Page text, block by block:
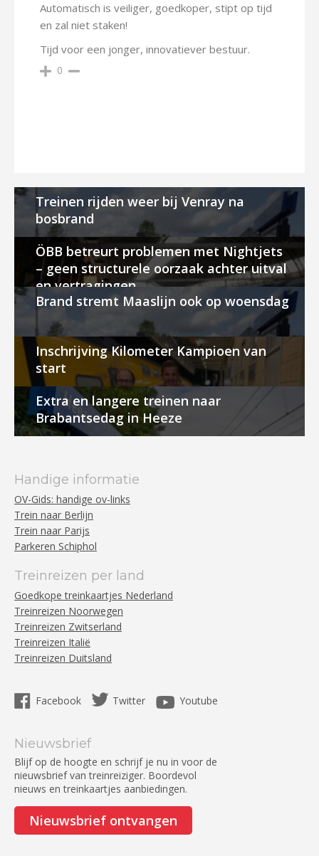
Automatisch is veiliger, goedkoper, stipt op tijd
en zal niet staken!
Tijd voor een jonger, innovatiever bestuur.
0
Treinen rijden weer bij Venray na
bosbrand
ÖBB betreurt problemen met Nightjets
– geen structurele oorzaak achter uitval
en vertragingen
Brand stremt Maaslijn ook op woensdag
Inschrijving Kilometer Kampioen van
start
Extra en langere treinen naar
Brabantsedag in Heeze
Handige informatie
OV-Gids: handige ov-links
Trein naar Berlijn
Trein naar Parijs
Parkeren Schiphol
Treinreizen per land
Goedkope treinkaartjes Nederland
Treinreizen Noorwegen
Treinreizen Zwitserland
Treinreizen Italië
Treinreizen Duitsland
Facebook Twitter Youtube
Nieuwsbrief
Blijf op de hoogte en schrijf je nu in voor de
nieuwsbrief van treinreiziger. Boordevol
nieuws en treinkaartjes aanbiedingen.
Nieuwsbrief ontvangen